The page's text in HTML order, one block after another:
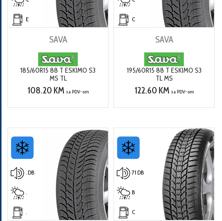
E
SAVA
185/60R15 88 T ESKIMO S3
MS TL
108.20 KM sa PDV-om
C
SAVA
195/60R15 88 T ESKIMO S3
TL MS
122.60 KM sa PDV-om
. DB 71 DB
B
C